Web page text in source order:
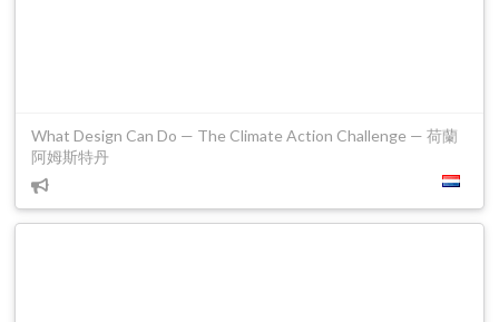
What Design Can Do — The Climate Action Challenge — 荷蘭
阿姆斯特丹